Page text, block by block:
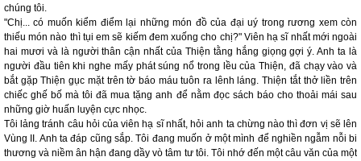
chúng tôi.
"Chị... có muốn kiểm điểm lại những món đồ của đại uý trong rương xem còn
thiếu món nào thì tụi em sẽ kiếm đem xuống cho chị?" Viên hạ sĩ nhất mới ngoài
hai mươi và là người thân cận nhất của Thiện tằng hắng giọng gợi ý. Anh ta là
người đầu tiên khi nghe mấy phát súng nổ trong lều của Thiện, đã chạy vào và
bắt gặp Thiện gục mặt trên tờ báo máu tuôn ra lênh láng. Thiện tắt thở liền trên
chiếc ghế bố mà tôi đã mua tặng anh để nằm đọc sách báo cho thoải mái sau
những giờ huấn luyện cực nhọc.
Tôi lảng tránh câu hỏi của viên hạ sĩ nhất, hỏi anh ta chừng nào thì đơn vị sẽ lên
Vùng II. Anh ta đáp cũng sắp. Tôi đang muốn ở một mình để nghiền ngẫm nỗi bi
thương và niềm ân hận đang dầy vò tâm tư tôi. Tôi nhớ đến một câu văn của một